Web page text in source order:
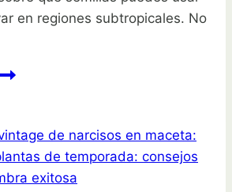
en regiones subtropicales. No